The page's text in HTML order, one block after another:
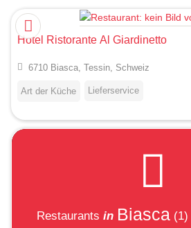
Hotel Ristorante Al Giardinetto
6710 Biasca, Tessin, Schweiz
Art der Küche Lieferservice
Restaurants in Biasca (1)